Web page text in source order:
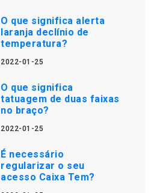
O que significa alerta
laranja declínio de
temperatura?
2022-01-25
O que significa
tatuagem de duas faixas
no braço?
2022-01-25
É necessário
regularizar o seu
acesso Caixa Tem?